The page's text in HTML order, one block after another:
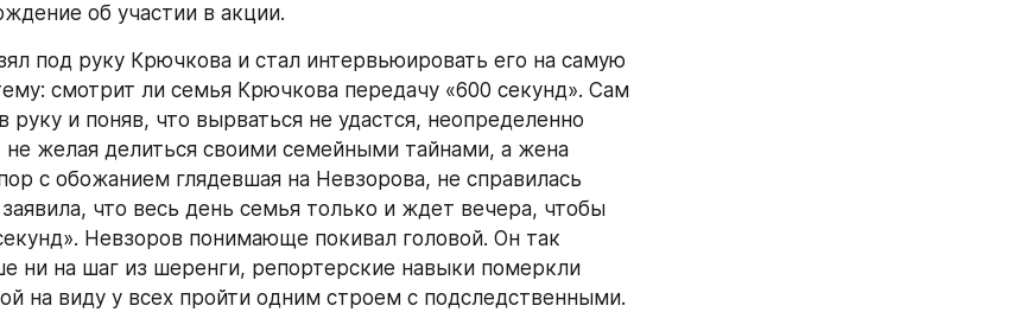
об участии в акции.
под руку Крючкова и стал интервьюировать его на самую
смотрит ли семья Крючкова передачу «600 секунд». Сам
руку и поняв, что вырваться не удастся, неопределенно
не желая делиться своими семейными тайнами, а жена
с обожанием глядевшая на Невзорова, не справилась
заявила, что весь день семья только и ждет вечера, чтобы
Невзоров понимающе покивал головой. Он так
ни на шаг из шеренги, репортерские навыки померкли
на виду у всех пройти одним строем с подследственными.